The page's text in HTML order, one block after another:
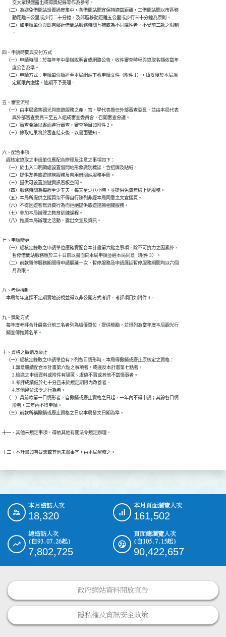
          交大眾媒體露出或得獎紀錄等作為參考。
    （二）為避免借問站設置過度集中，各借問站間宜保持適當距離，二借問站間以市區移
          動距離三公里或步行二十分鐘，及郊區移動距離五公里或步行三十分鐘為原則。
    （三）如申請單位與既有鄰近借問站服務時間互補或為不同屬性者，不受前二款之限制
          。
四、申請時間與交付方式
    （一）申請時間：於每年年中舉辦說明會或網路公告，收件審查時程與錄取名額依當年
          度公告為準。
    （二）申請方式：申請單位請逕至本局網站下載申請文件（附件 1），填妥後於本局規
          定期限內送達，逾期不予受理。
五、審查流程
    （一）由本局邀集觀光與旅遊服務之產、官、學代表擔任外部審查委員，並由本局代表
          與外部審查委員三至五人組成審查委員會，召開審查會議。
    （二）審查會議以書面進行審查，審查項目如附件 2。
    （三）錄取結果將於審查結束後，以書面通知。
六、配合事項
    經核定錄取之申請單位應配合辦理及注意之事項如下：
    （一）於出入口明顯處設置借問站形象識別標誌，含招牌及貼紙。
    （二）提供友善旅遊諮詢服務及善用借問站服務手冊。
    （三）提供可設置旅遊資訊看板空間。
    （四）服務時間為每週至少五天，每天至少八小時，並提供免費無線上網服務。
    （五）本局所提供之摺頁架不得自行陳列非經本局同意之文宣摺頁。
    （六）不得因遊客無消費行為而拒絕提供旅遊諮詢相關服務。
    （七）參加本局辦理之教育訓練課程。
    （八）推廣本局辦理之活動，露出文宣及資訊。
七、申請變更
    （一）經核定錄取之申請單位應確實配合本計畫第六點之事項，除不可抗力之因素外，
          暫停借問站服務應於三十日前以書面向本局申請並經本局同意（附件 3）。
    （二）前款暫停服務期間得申請展延一次，暫停服務及申請展延暫停服務期間均以六個
          月為限。
八、考評機制
    本局每年度採不定期實地訪視並得以非公開方式考評，考評項目如附件 4。
九、獎勵方式
    每年度考評合計最高分前三名者列為績優單位，提供獎勵，並得列為當年度本局觀光行
    銷宣傳推薦名單。
十、資格之撤銷及廢止
    （一）經核定錄取之申請單位有下列各目情形時，本局得撤銷或廢止原核定之資格：
          1.無意繼續配合本計畫第六點之事項者，或違反本計畫第七點者。
          2.檢送之申請資料或附件有隱匿、虛偽不實或其他不當情事者。
          3.考評成績低於七十分且未於規定期限內改善者。
          4.其他違背法令之行為者。
    （二）具前款第一目情形者，自撤銷或廢止資格之日起，一年內不得申請；其餘各目情
          形者，三年內不得申請。
    （三）前款所稱撤銷或廢止資格之日以本局發文日期為準。
十一、其他未規定事項，得依其他有關法令規定辦理。
十二、本計畫如有疑義或其他未盡事宜，由本局解釋之。
::: 本月造訪人次
18,320
本月頁面瀏覽人次
161,502
總造訪人次
(自93.07.26起)
7,802,725
頁面總瀏覽人次
(自105.7.15起)
90,422,657
政府網站資料開放宣告
隱私權及資訊安全政策